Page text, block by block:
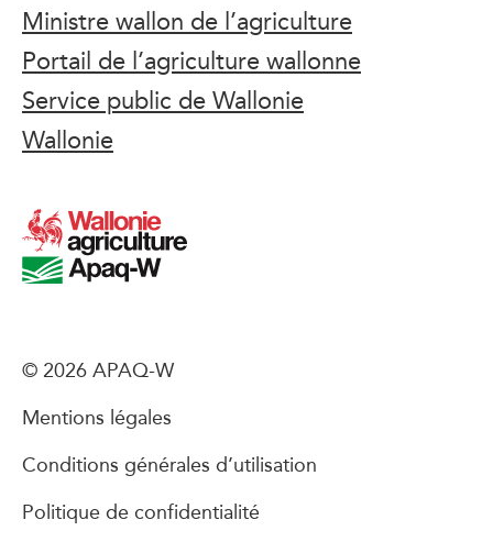
Ministre wallon de l’agriculture
Portail de l’agriculture wallonne
Service public de Wallonie
Wallonie
© 2026 APAQ-W
Mentions légales
Conditions générales d’utilisation
Politique de confidentialité